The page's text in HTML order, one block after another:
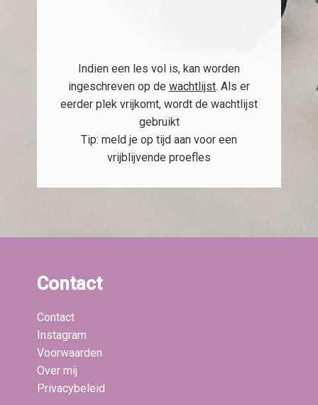
Indien een les vol is, kan worden
ingeschreven op de wachtlijst. Als er
eerder plek vrijkomt, wordt de wachtlijst
gebruikt
Tip: meld je op tijd aan voor een
vrijblijvende proefles
Contact
Contact
Instagram
Voorwaarden
Over mij
Privacybeleid